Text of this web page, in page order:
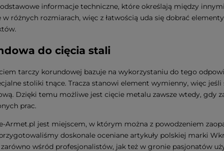
informacje techniczne, które określają między
w różnych rozmiarach, więc z łatwością uda się dobrać
do cięcia stali
tarczy korundowej bazuje na wykorzystaniu do tego
stoliki tnące. Tracza stanowi element wymienny, więc
Dzięki temu możliwe jest cięcie metalu zawsze wtedy, gdy
prac.
Armet.pl jest miejscem, w którym można z powodzeniem
doskonale oceniane artykuły polskiej marki
wśród profesjonalistów, jak też w gronie pasjonatów